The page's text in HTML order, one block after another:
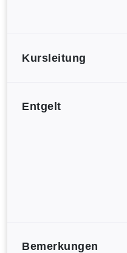
Kursleitung
Entgelt
Bemerkungen